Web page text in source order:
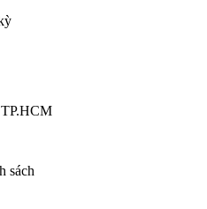
sách